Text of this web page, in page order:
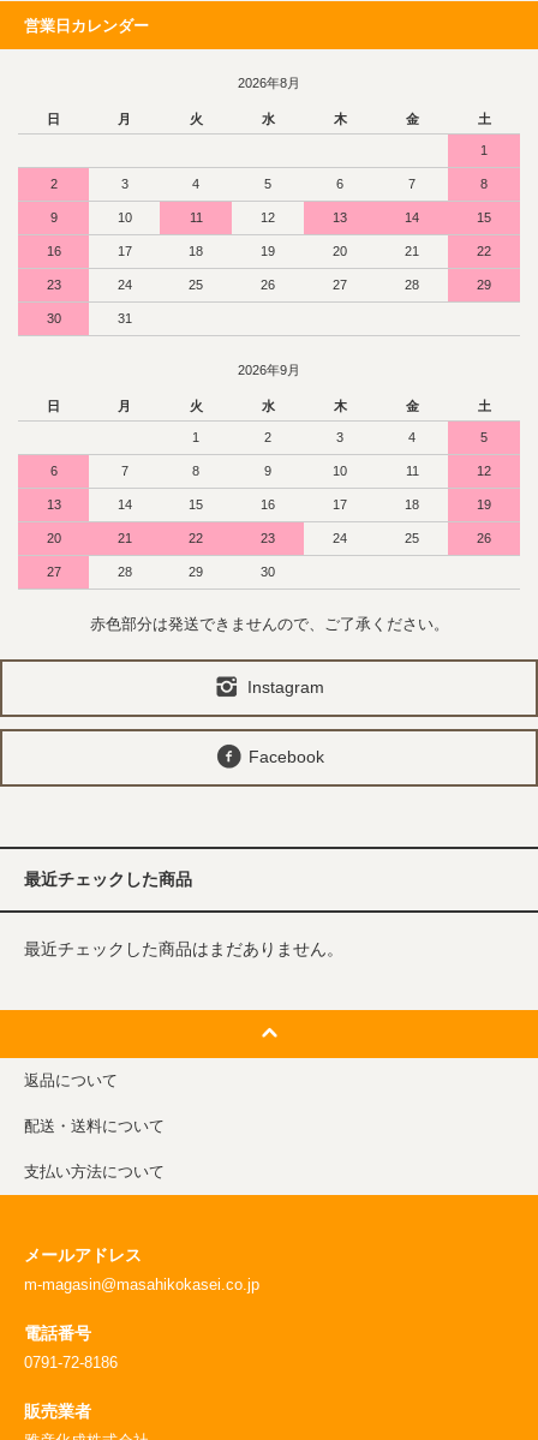
営業日カレンダー
2026年8月
日 月 火 水 木 金 土
1
2 3 4 5 6 7 8
9 10 11 12 13 14 15
16 17 18 19 20 21 22
23 24 25 26 27 28 29
30 31
2026年9月
日 月 火 水 木 金 土
1 2 3 4 5
6 7 8 9 10 11 12
13 14 15 16 17 18 19
20 21 22 23 24 25 26
27 28 29 30
赤色部分は発送できませんので、ご了承ください。
Instagram
Facebook
最近チェックした商品
最近チェックした商品はまだありません。
返品について
配送・送料について
支払い方法について
メールアドレス
m-magasin@masahikokasei.co.jp
電話番号
0791-72-8186
販売業者